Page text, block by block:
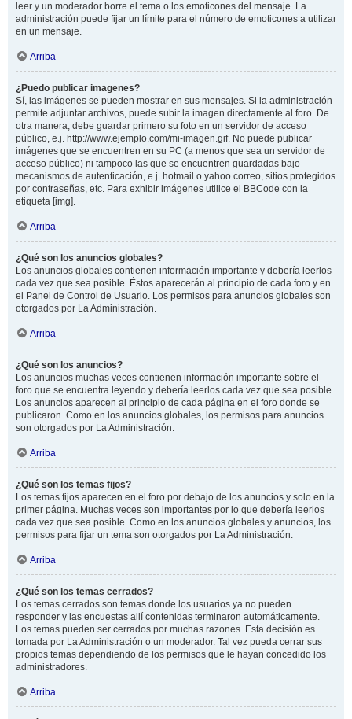
leer y un moderador borre el tema o los emoticones del mensaje. La
administración puede fijar un límite para el número de emoticones a utilizar
en un mensaje.
Arriba
¿Puedo publicar imagenes?
Sí, las imágenes se pueden mostrar en sus mensajes. Si la administración
permite adjuntar archivos, puede subir la imagen directamente al foro. De
otra manera, debe guardar primero su foto en un servidor de acceso
público, e.j. http://www.ejemplo.com/mi-imagen.gif. No puede publicar
imágenes que se encuentren en su PC (a menos que sea un servidor de
acceso público) ni tampoco las que se encuentren guardadas bajo
mecanismos de autenticación, e.j. hotmail o yahoo correo, sitios protegidos
por contraseñas, etc. Para exhibir imágenes utilice el BBCode con la
etiqueta [img].
Arriba
¿Qué son los anuncios globales?
Los anuncios globales contienen información importante y debería leerlos
cada vez que sea posible. Éstos aparecerán al principio de cada foro y en
el Panel de Control de Usuario. Los permisos para anuncios globales son
otorgados por La Administración.
Arriba
¿Qué son los anuncios?
Los anuncios muchas veces contienen información importante sobre el
foro que se encuentra leyendo y debería leerlos cada vez que sea posible.
Los anuncios aparecen al principio de cada página en el foro donde se
publicaron. Como en los anuncios globales, los permisos para anuncios
son otorgados por La Administración.
Arriba
¿Qué son los temas fijos?
Los temas fijos aparecen en el foro por debajo de los anuncios y solo en la
primer página. Muchas veces son importantes por lo que debería leerlos
cada vez que sea posible. Como en los anuncios globales y anuncios, los
permisos para fijar un tema son otorgados por La Administración.
Arriba
¿Qué son los temas cerrados?
Los temas cerrados son temas donde los usuarios ya no pueden
responder y las encuestas allí contenidas terminaron automáticamente.
Los temas pueden ser cerrados por muchas razones. Esta decisión es
tomada por La Administración o un moderador. Tal vez pueda cerrar sus
propios temas dependiendo de los permisos que le hayan concedido los
administradores.
Arriba